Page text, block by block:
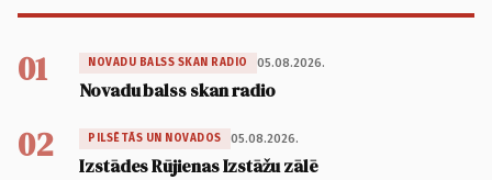
01 NOVADU BALSS SKAN RADIO 05.08.2026.
Novadu balss skan radio
02 PILSĒTĀS UN NOVADOS 05.08.2026.
Izstādes Rūjienas Izstāžu zālē